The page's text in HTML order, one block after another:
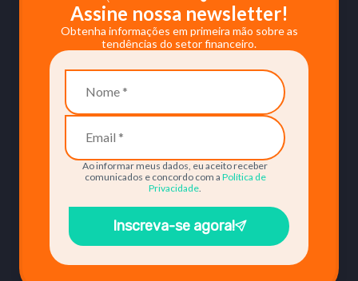
Assine nossa newsletter!
Obtenha informações em primeira mão sobre as
tendências do setor financeiro.
Ao informar meus dados, eu aceito receber
comunicados e concordo com a Política de
Privacidade
Inscreva-se agora!